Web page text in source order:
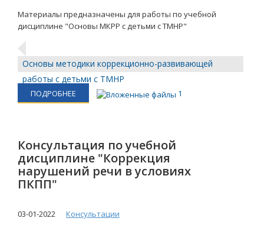
Материалы предназначены для работы по учебной
дисциплине "Основы МКРР с детьми с ТМНР"
Основы методики коррекционно-развивающей
работы с детьми с ТМНР
ПОДРОБНЕЕ 1
Консультация по учебной
дисциплине "Коррекция
нарушений речи в условиях
ПКПП"
03-01-2022
Консультации